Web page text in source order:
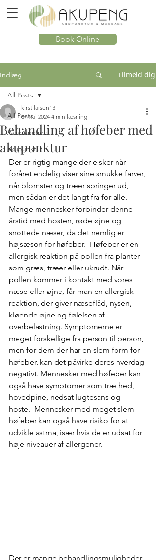
Book Online
Indlæg Tilmeld dig
All Posts
Acupuncture
akupunktur
All Posts
Behandling af høfeber med
akupunktur
kirstilarsen13
8. maj 2024 4 min læsning
Der er rigtig mange der elsker når
foråret endelig viser sine smukke farver,
når blomster og træer springer ud,
men sådan er det langt fra for alle.
Mange mennesker forbinder denne
årstid med hosten, røde øjne og
snottede næser, da det nemlig er
højsæson for høfeber.  Høfeber er en
allergisk reaktion på pollen fra planter
som græs, træer eller ukrudt. Når
pollen kommer i kontakt med vores
næse eller øjne, får man en allergisk
reaktion, der giver næseflåd, nysen,
kløende øjne og følelsen af
overbelastning. Symptomerne er
meget forskellige fra person til person,
men for dem der har en slem form for
høfeber, kan det påvirke deres hverdag
negativt. Mennesker med høfeber kan
også have symptomer som træthed,
hovedpine, nedsat lugtesans og
hoste.  Mennesker med meget slem
høfeber kan også have risiko for at
udvikle astma, især hvis de er udsat for
høje niveauer af allergener.
Der er mange behandlingsmuligheder